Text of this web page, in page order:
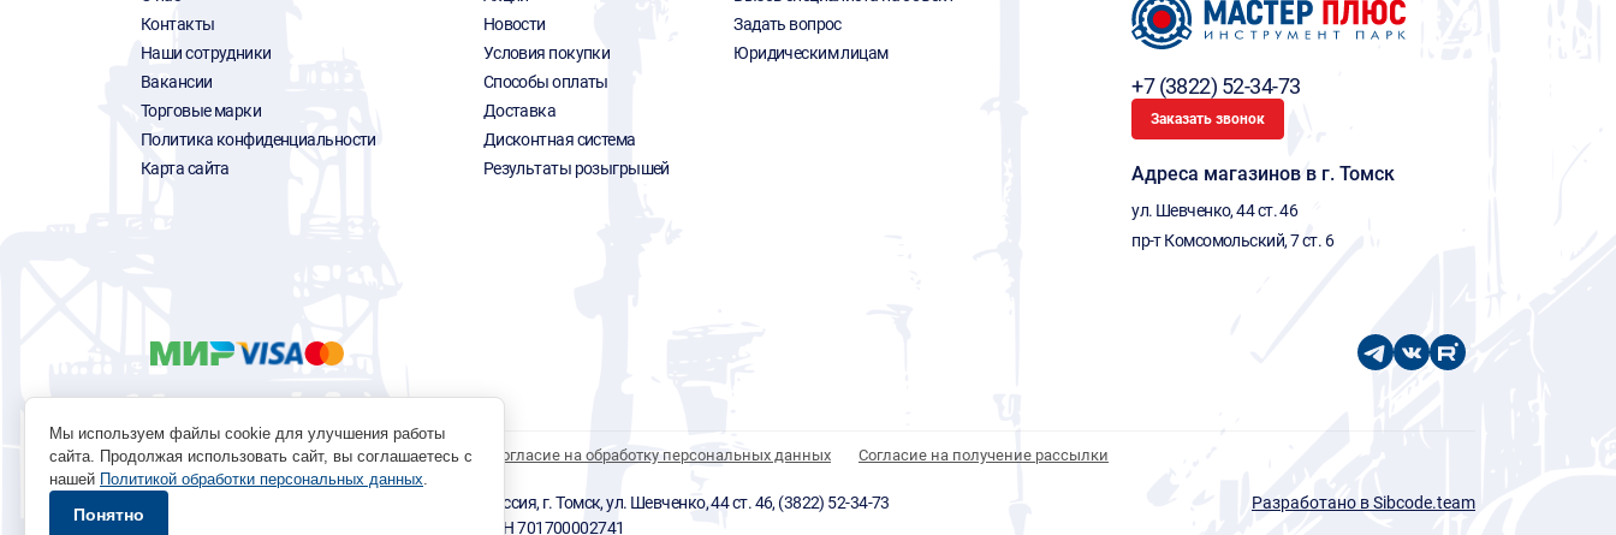
Контакты
Наши сотрудники
Вакансии
Торговые марки
Политика конфиденциальности
Карта сайта
Новости
Условия покупки
Способы оплаты
Доставка
Дисконтная система
Результаты розыгрышей
Задать вопрос
Юридическим лицам
+7 (3822) 52-34-73
Заказать звонок
Адреса магазинов в г. Томск
ул. Шевченко, 44 ст. 46
пр-т Комсомольский, 7 ст. 6
Политика обработки персональных данных Согласие на обработку персональных данных Согласие на получение рассылки
© 1996 - 2026 инструмент парк «Мастер Плюс» Россия, г. Томск, ул. Шевченко, 44 ст. 46, (3822) 52-34-73
okp@masterplus.tomsk.ru ИП Брусницын Д.Н. ИНН 701700002741
Разработано в Sibcode.team
Мы используем файлы cookie для улучшения работы
сайта. Продолжая использовать сайт, вы соглашаетесь с
нашей Политикой обработки персональных данных.
Понятно